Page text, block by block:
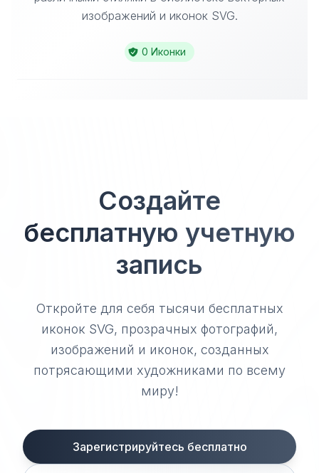
изображений и иконок SVG.
0 Иконки
Создайте
бесплатную учетную
запись
Откройте для себя тысячи бесплатных
иконок SVG, прозрачных фотографий,
изображений и иконок, созданных
потрясающими художниками по всему
миру!
Зарегистрируйтесь бесплатно